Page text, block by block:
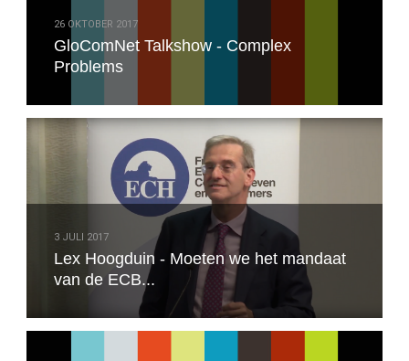
26 OKTOBER 2017
GloComNet Talkshow - Complex
Problems
3 JULI 2017
Lex Hoogduin - Moeten we het mandaat
van de ECB...